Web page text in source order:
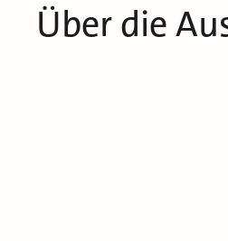
Über die